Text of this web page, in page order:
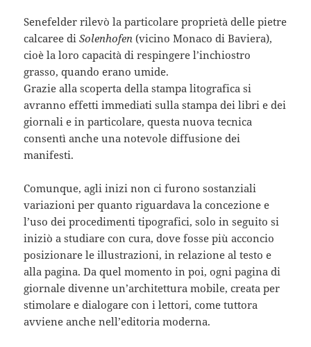
Senefelder rilevò la particolare proprietà delle pietre
calcaree diSolenhofen (vicino Monaco di Baviera),
cioè la loro capacità di respingere l’inchiostro
grasso, quando erano umide.
Grazie alla scoperta della stampa litografica si
avranno effetti immediati sulla stampa dei libri e dei
giornali e in particolare, questa nuova tecnica
consentì anche una notevole diffusione dei
manifesti.
Comunque, agli inizi non ci furono sostanziali
variazioni per quanto riguardava la concezione e
l’uso dei procedimenti tipografici, solo in seguito si
iniziò a studiare con cura, dove fosse più acconcio
posizionare le illustrazioni, in relazione al testo e
alla pagina. Da quel momento in poi, ogni pagina di
giornale divenne un’architettura mobile, creata per
stimolare e dialogare con i lettori, come tuttora
avviene anche nell’editoria moderna.